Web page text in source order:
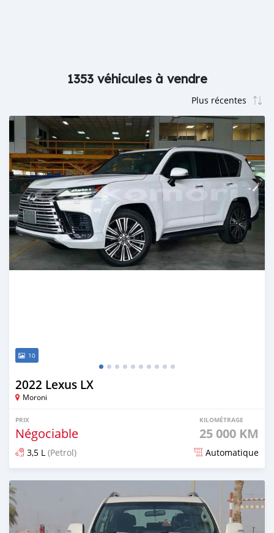
1353 véhicules à vendre
10
2022 Lexus LX
Moroni
PRIX
Négociable
KILOMÉTRAGE
25 000 KM
3,5 L (Petrol) Automatique
Publié il y a 5 mois